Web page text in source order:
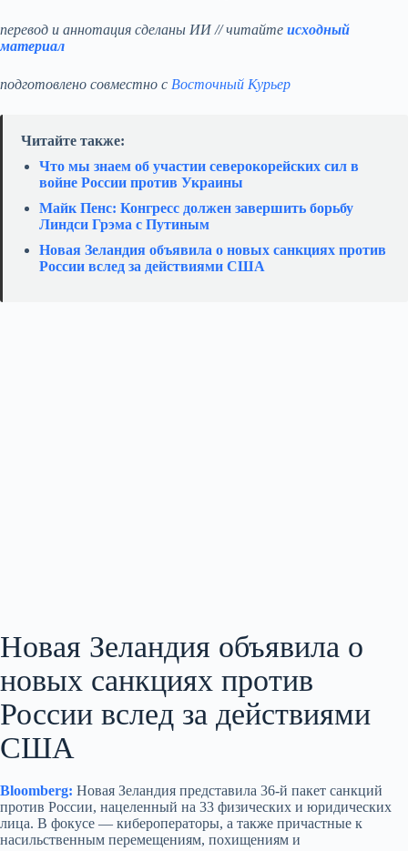
перевод и аннотация сделаны ИИ // читайте исходный
материал
подготовлено совместно с Восточный Курьер
Читайте также:
Что мы знаем об участии северокорейских сил в
войне России против Украины
Майк Пенс: Конгресс должен завершить борьбу
Линдси Грэма с Путиным
Новая Зеландия объявила о новых санкциях против
России вслед за действиями США
Новая Зеландия объявила о
новых санкциях против
России вслед за действиями
США
Bloomberg: Новая Зеландия представила 36-й пакет санкций
против России, нацеленный на 33 физических и юридических
лица. В фокусе — кибероператоры, а также причастные к
насильственным перемещениям, похищениям и